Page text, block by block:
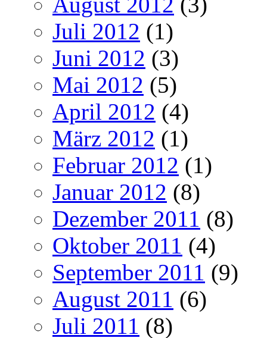
Juli 2012 (1)
Juni 2012 (3)
Mai 2012 (5)
April 2012 (4)
März 2012 (1)
Februar 2012 (1)
Januar 2012 (8)
Dezember 2011 (8)
Oktober 2011 (4)
September 2011 (9)
August 2011 (6)
Juli 2011 (8)